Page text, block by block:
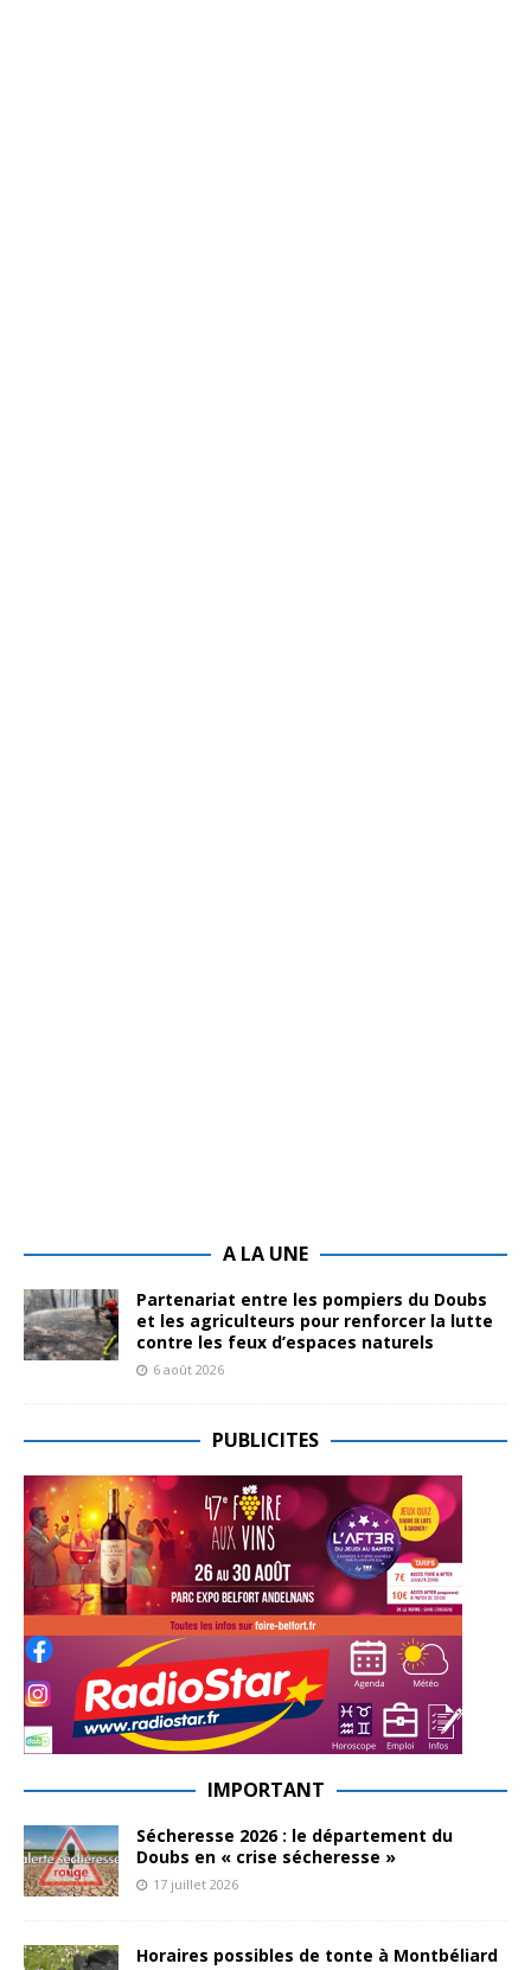
A LA UNE
Partenariat entre les pompiers du Doubs
et les agriculteurs pour renforcer la lutte
contre les feux d’espaces naturels
6 août 2026
PUBLICITES
IMPORTANT
Sécheresse 2026 : le département du
Doubs en « crise sécheresse »
17 juillet 2026
Horaires possibles de tonte à Montbéliard